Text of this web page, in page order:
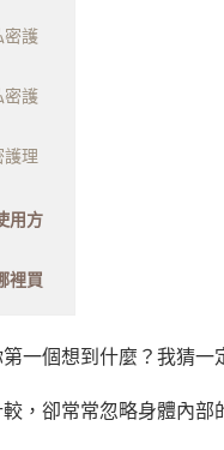
護
護
理
用方
裡買
一個想到什麼？我猜一
，卻常常忽略身體內